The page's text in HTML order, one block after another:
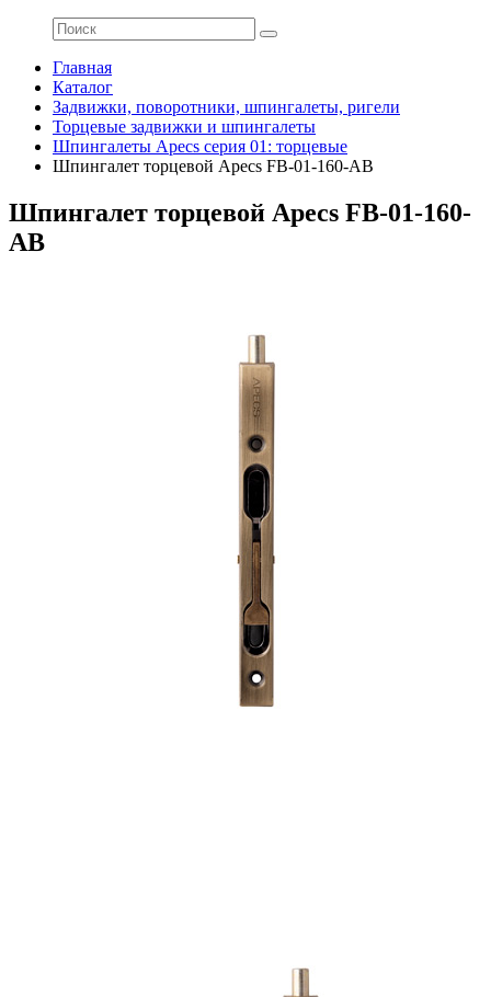
Главная
Каталог
Задвижки, поворотники, шпингалеты, ригели
Торцевые задвижки и шпингалеты
Шпингалеты Apecs серия 01: торцевые
Шпингалет торцевой Apecs FB-01-160-AB
Шпингалет торцевой Apecs FB-01-160-
AB